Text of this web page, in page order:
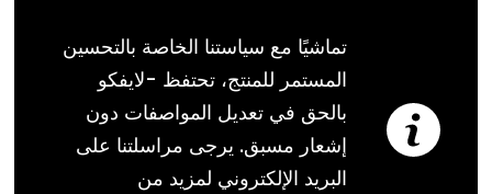
تماشيًا مع سياستنا الخاصة بالتحسين
المستمر للمنتج، تحتفظ -لايفكو
بالحق في تعديل المواصفات دون
إشعار مسبق. يرجى مراسلتنا على
البريد الإلكتروني لمزيد من